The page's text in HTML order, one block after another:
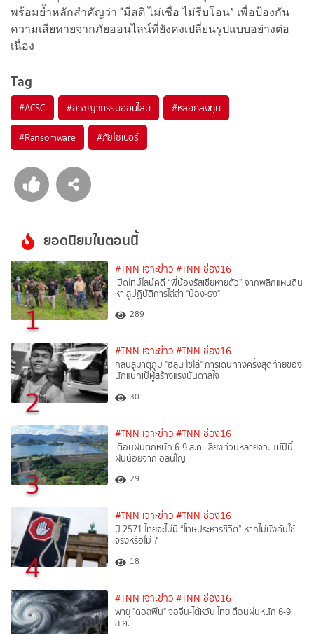
พร้อมย้ำหลักสำคัญว่า “มีสติ ไม่เชื่อ ไม่รีบโอน” เพื่อป้องกัน
ความเสียหายจากภัยออนไลน์ที่ยังคงเปลี่ยนรูปแบบอย่างต่อ
เนื่อง
Tag
#ACSC #อาชญากรรมออนไลน์ #หลอกลงทุน
#Ransomware #ภัยไซเบอร์
ยอดนิยมในตอนนี้
1
#TNN เจาะข่าว #TNN ช่อง16
เปิดไทม์ไลน์คดี “พี่น้องรัสเซียหายตัว” จากพลิกแผ่นดิน
หา สู่ปฏิบัติการไล่ล่า "ป๋อง-ธง"
289
2
#TNN เจาะข่าว #TNN ช่อง16
กลับสู่มาตุภูมิ "ฮลุน โซโล่" การเดินทางครั้งสุดท้ายของ
นักแบกเป้ผู้สร้างแรงบันดาลใจ
30
3
#TNN เจาะข่าว #TNN ช่อง16
เตือนฝนตกหนัก 6-9 ส.ค. เสี่ยงท่วมหลายจว. แม้ปีนี้
ฝนน้อยจากเอลนีโญ
29
4
#TNN เจาะข่าว #TNN ช่อง16
ปี 2571 ไทยจะไม่มี “โทษประหารชีวิต” หากไม่บังคับใช้
จริงหรือไม่ ?​
18
#TNN เจาะข่าว #TNN ช่อง16
พายุ "ดอลฟิน" จ่อจีน-ไต้หวัน ไทยเตือนฝนหนัก 6-9
ส.ค.